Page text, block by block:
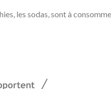
les sodas, sont à